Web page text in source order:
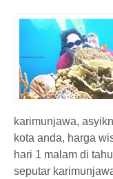
karimunjawa,
kota anda, harga
hari 1 malam di
seputar